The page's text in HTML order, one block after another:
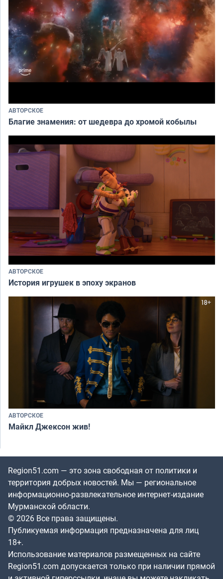
АВТОРСКОЕ
Благие знамения: от шедевра до хромой кобылы
АВТОРСКОЕ
История игрушек в эпоху экранов
АВТОРСКОЕ
Майкл Джексон жив!
Region51.com — это зона свободная от политики и
территория добрых новостей. Мы — региональное
информационно-развлекательное интернет-издание
Мурманской области.
© 2026 Все права защищены.
Публикуемая информация предназначена для лиц
18+.
Использование материалов размещенных на сайте
Region51.com допускается только при наличии прямой